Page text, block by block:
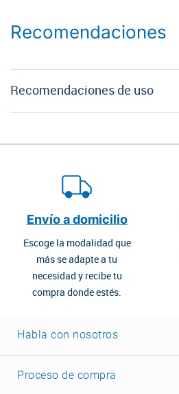
Recomendaciones
Recomendaciones de uso
Envío a domicilio
Escoge la modalidad que
más se adapte a tu
necesidad y recibe tu
compra donde estés.
Habla con nosotros
Proceso de compra